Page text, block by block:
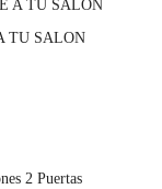
A TU SALON
TU SALON
2 Puertas